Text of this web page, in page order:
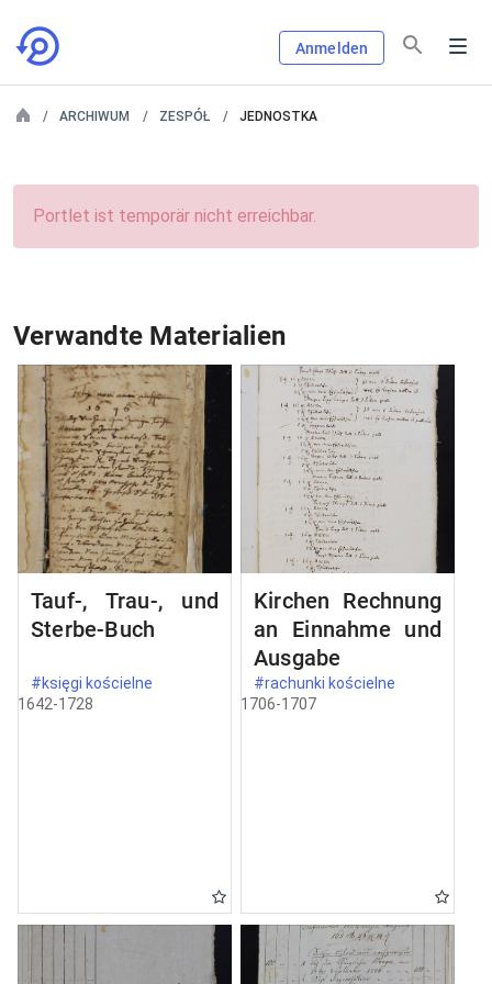
Anmelden
ARCHIWUM ZESPÓŁ JEDNOSTKA
Portlet ist temporär nicht erreichbar.
Verwandte Materialien
Tauf-, Trau-, und
Sterbe-Buch
#księgi kościelne
1642-1728
Kirchen Rechnung
an Einnahme und
Ausgabe
#rachunki kościelne
1706-1707